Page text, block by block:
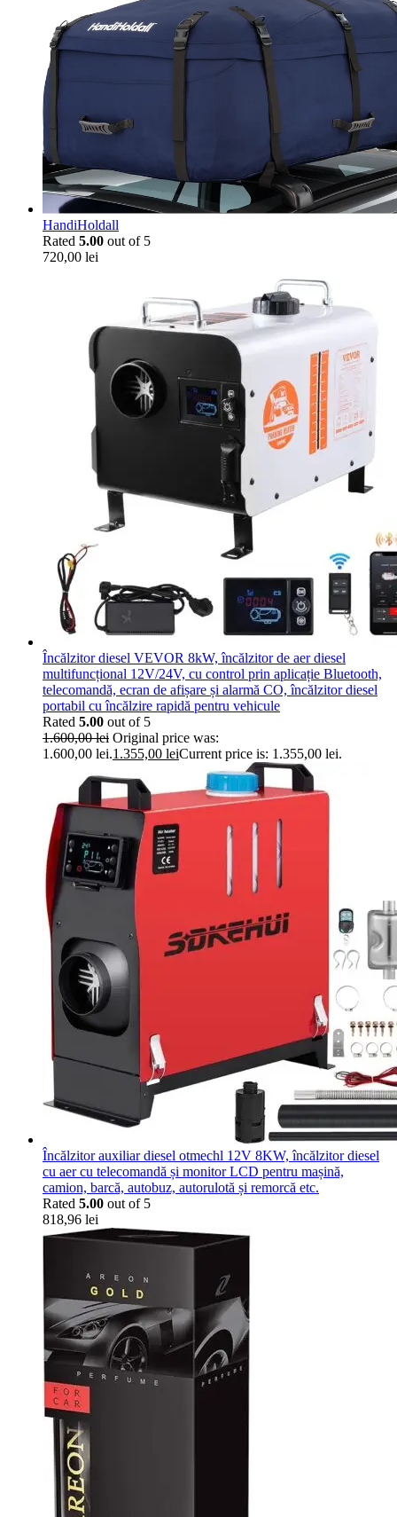
HandiHoldall
Rated 5.00 out of 5
720,00 lei
Încălzitor diesel VEVOR 8kW, încălzitor de aer diesel
multifuncțional 12V/24V, cu control prin aplicație Bluetooth,
telecomandă, ecran de afișare și alarmă CO, încălzitor diesel
portabil cu încălzire rapidă pentru vehicule
Rated 5.00 out of 5
1.600,00lei Original price was:
1.600,00 lei.1.355,00 leiCurrent price is: 1.355,00 lei.
Încălzitor auxiliar diesel otmechl 12V 8KW, încălzitor diesel
cu aer cu telecomandă și monitor LCD pentru mașină,
camion, barcă, autobuz, autorulotă și remorcă etc.
Rated 5.00 out of 5
818,96 lei